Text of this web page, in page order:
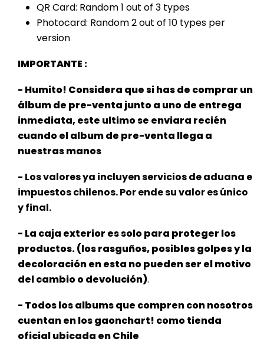
QR Card: Random 1 out of 3 types
Photocard: Random 2 out of 10 types per
version
IMPORTANTE :
- Humito! Considera que si has de comprar un
álbum de pre-venta junto a uno de entrega
inmediata, este ultimo se enviara recién
cuando el album de pre-venta llega a
nuestras manos
- Los valores ya incluyen servicios de aduana e
impuestos chilenos. Por ende su valor es único
y final.
- La caja exterior es solo para proteger los
productos. (los rasguños, posibles golpes y la
decoloración en esta no pueden ser elmotivo
del cambio o devolución).
- Todos los albums que compren con nosotros
cuentan en los gaonchart! como tienda
oficial ubicada en Chile